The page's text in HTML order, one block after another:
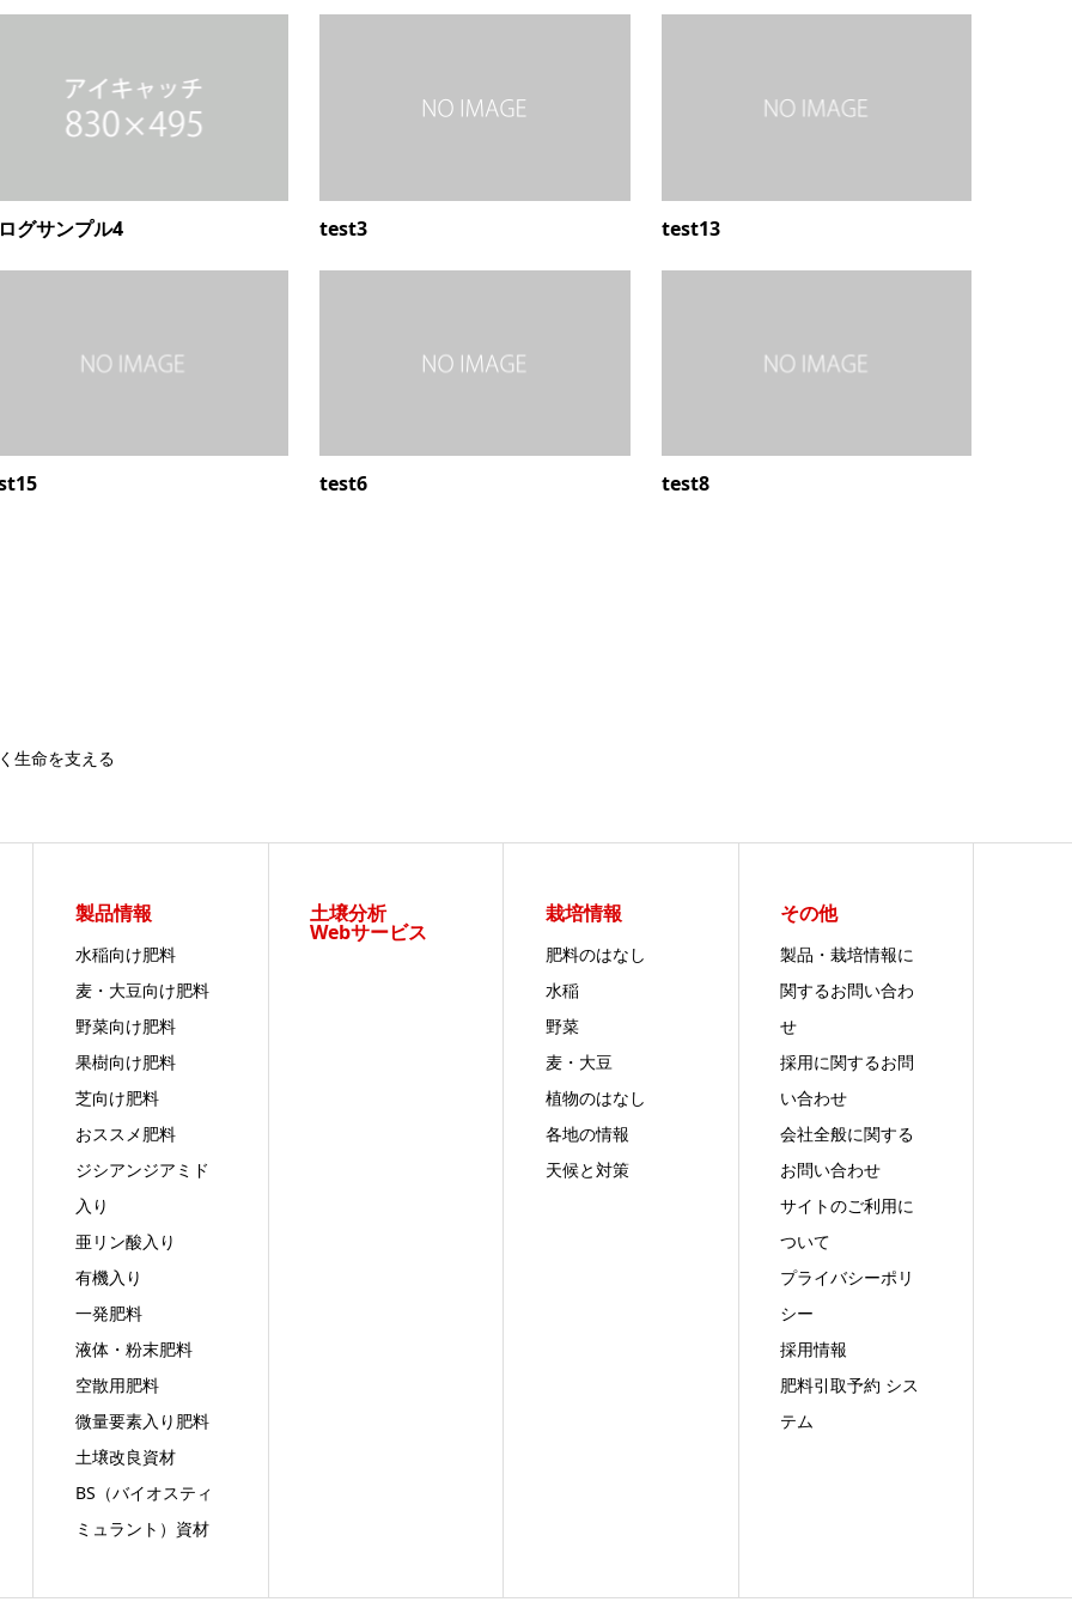
グサンプル4 test3 test13
test6 test8
生命を支える
製品情報
水稲向け肥料
麦・大豆向け肥料
野菜向け肥料
果樹向け肥料
芝向け肥料
おススメ肥料
ジシアンジアミド
入り
亜リン酸入り
有機入り
一発肥料
液体・粉末肥料
空散用肥料
微量要素入り肥料
土壌改良資材
BS（バイオスティ
ミュラント）資材
土壌分析
Webサービス
栽培情報
肥料のはなし
水稲
野菜
麦・大豆
植物のはなし
各地の情報
天候と対策
その他
製品・栽培情報に
関するお問い合わ
せ
採用に関するお問
い合わせ
会社全般に関する
お問い合わせ
サイトのご利用に
ついて
プライバシーポリ
シー
採用情報
肥料引取予約 シス
テム